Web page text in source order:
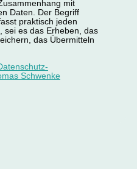
mit
Daten. Der Begriff
praktisch jeden
sei es das Erheben, das
das Übermitteln
Schwenke